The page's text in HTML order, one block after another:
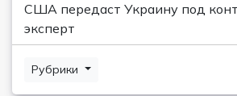
США передаст Украину под
эксперт
Рубрики